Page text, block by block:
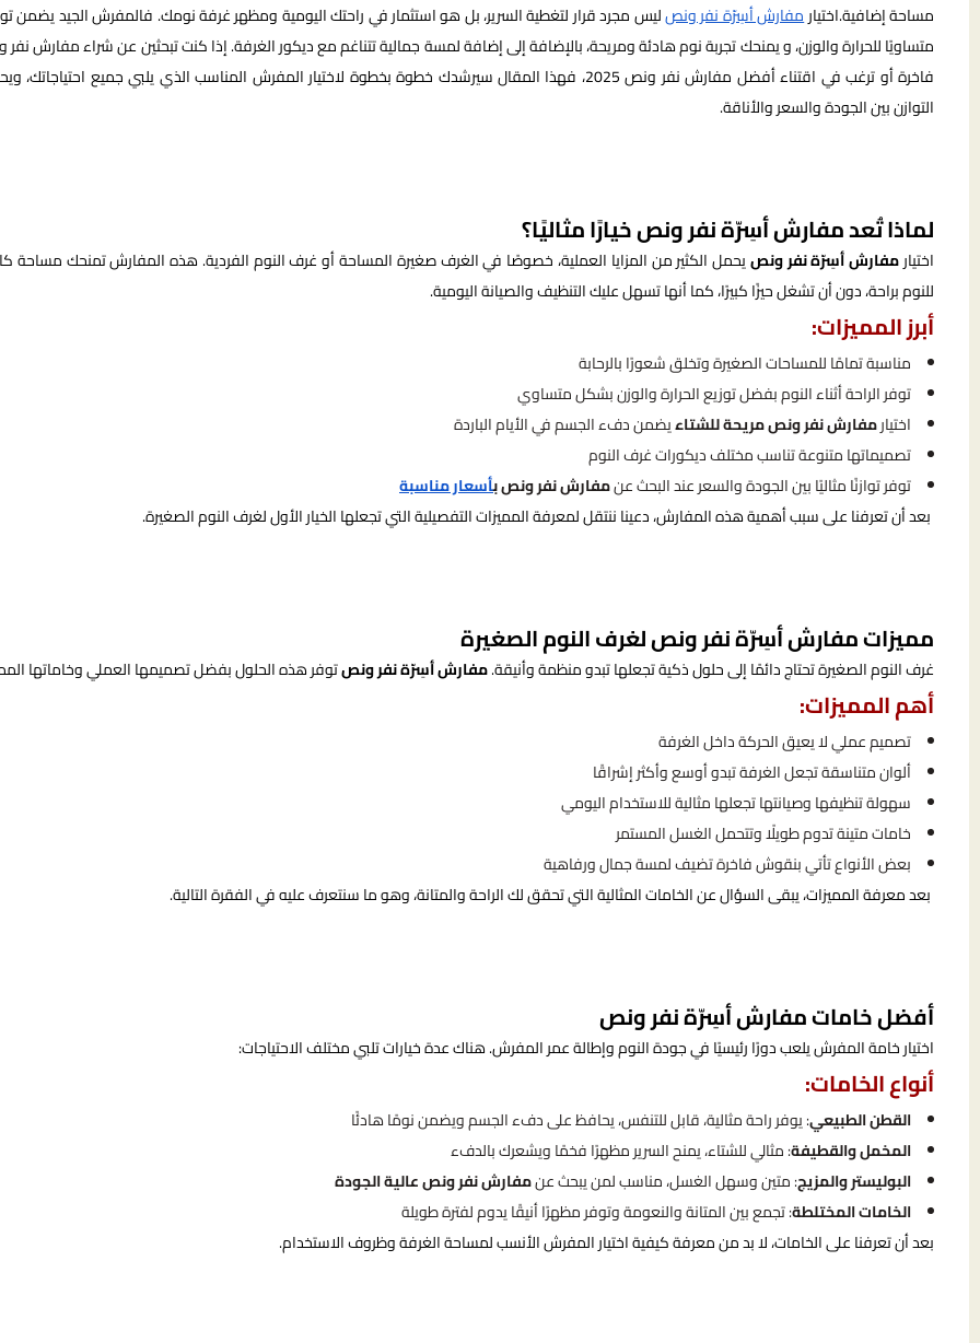
مساحة إضافية.اختيارمفارش أسِرّة نفر ونصليس مجرد قرار لتغطية السرير، بل هو استثمار في راحتك اليومية ومظهر غرفة نومك. فالمفرش الجيد يضمن
متساويًا للحرارة والوزن، و يمنحك تجربة نوم هادئة ومريحة، بالإضافة إلى إضافة لمسة جمالية تتناغم مع ديكور الغرفة. إذا كنت تبحثين عن شراء مفارش
فاخرة أو ترغب في اقتناء أفضل مفارش نفر ونص 2025، فهذا المقال سيرشدك خطوة بخطوة لاختيار المفرش المناسب الذي يلبي جميع
التوازن بين الجودة والسعر والأناقة.
لماذا تُعد مفارش أسِرّة نفر ونص خيارًا مثاليًا؟
اختيارمفارش أسِرّة نفر ونصيحمل الكثير من المزايا العملية، خصوصًا في الغرف صغيرة المساحة أو غرف النوم الفردية. هذه المفارش تمنحك مساحة
للنوم براحة، دون أن تشغل حيزًا كبيرًا، كما أنها تسهل عليك التنظيف والصيانة اليومية.
أبرز المميزات:
مناسبة تمامًا للمساحات الصغيرة وتخلق شعورًا بالرحابة
توفر الراحة أثناء النوم بفضل توزيع الحرارة والوزن بشكل متساوي
اختيارمفارش نفر ونص مريحة للشتاءيضمن دفء الجسم في الأيام الباردة
تصميماتها متنوعة تناسب مختلف ديكورات غرف النوم
توفر توازنًا مثاليًا بين الجودة والسعر عند البحث عنمفارش نفر ونص بأسعار مناسبة
بعد أن تعرفنا على سبب أهمية هذه المفارش، دعينا ننتقل لمعرفة المميزات التفصيلية التي تجعلها الخيار الأول لغرف النوم الصغيرة.
مميزات مفارش أسِرّة نفر ونص لغرف النوم الصغيرة
غرف النوم الصغيرة تحتاج دائمًا إلى حلول ذكية تجعلها تبدو منظمة وأنيقة.مفارش أسِرّة نفر ونصتوفر هذه الحلول بفضل تصميمها العملي وخاماتها
أهم المميزات:
تصميم عملي لا يعيق الحركة داخل الغرفة
ألوان متناسقة تجعل الغرفة تبدو أوسع وأكثر إشراقًا
سهولة تنظيفها وصيانتها تجعلها مثالية للاستخدام اليومي
خامات متينة تدوم طويلًا وتتحمل الغسل المستمر
بعض الأنواع تأتي بنقوش فاخرة تضيف لمسة جمال ورفاهية
بعد معرفة المميزات، يبقى السؤال عن الخامات المثالية التي تحقق لك الراحة والمتانة، وهو ما سنتعرف عليه في الفقرة التالية.
أفضل خامات مفارش أسِرّة نفر ونص
اختيار خامة المفرش يلعب دورًا رئيسيًا في جودة النوم وإطالة عمر المفرش. هناك عدة خيارات تلبي مختلف الاحتياجات:
أنواع الخامات:
القطن الطبيعي: يوفر راحة مثالية، قابل للتنفس، يحافظ على دفء الجسم ويضمن نومًا هادئًا
المخمل والقطيفة: مثالي للشتاء، يمنح السرير مظهرًا فخمًا ويشعرك بالدفء
البوليستر والمزيج: متين وسهل الغسل، مناسب لمن يبحث عنمفارش نفر ونص عالية الجودة
الخامات المختلطة: تجمع بين المتانة والنعومة وتوفر مظهرًا أنيقًا يدوم لفترة طويلة
بعد أن تعرفنا على الخامات، لا بد من معرفة كيفية اختيار المفرش الأنسب لمساحة الغرفة وظروف الاستخدام.